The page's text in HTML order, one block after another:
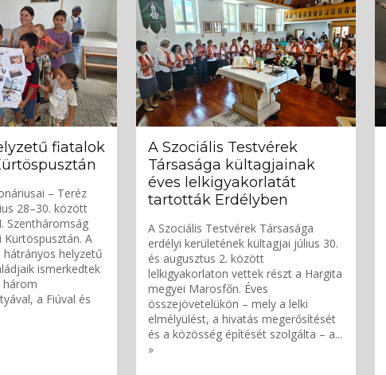
fiatalok
– Teréz
28–30. között
Szentháromság
A
helyzetű
ismerkedtek
három
a Fiúval és
A Szociális Testvérek
Társasága kültagjainak
éves lelkigyakorlatát
tartották Erdélyben
A Szociális Testvérek Társasága
erdélyi kerületének kültagjai július 30.
és augusztus 2. között
lelkigyakorlaton vettek részt a Hargita
megyei Marosfőn. Éves
összejövetelükön – mely a lelki
elmélyülést, a hivatás megerősítését
és a közösség építését szolgálta – a...
»